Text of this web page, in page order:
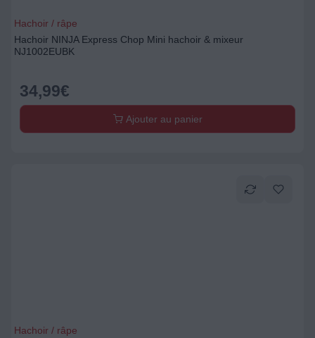
Hachoir / râpe
Hachoir NINJA Express Chop Mini hachoir & mixeur
NJ1002EUBK
34,99€
Ajouter au panier
Hachoir / râpe